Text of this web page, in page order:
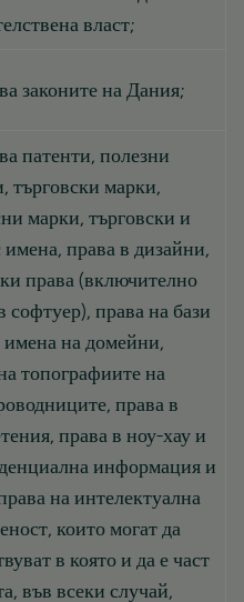
власт;
законите на Дания;
патенти, полезни
търговски марки,
марки, търговски и
имена, права в дизайни,
права (включително
софтуер), права на бази
имена на домейни,
топографиите на
права в
права в ноу-хау и
информация и
на интелектуална
които могат да
в която и да е част
във всеки случай,